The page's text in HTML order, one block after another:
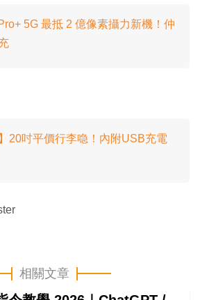
5G 最抵 2 億像素攝力新機！仲
20吋平價行李喼！內附USB充電
相關文章